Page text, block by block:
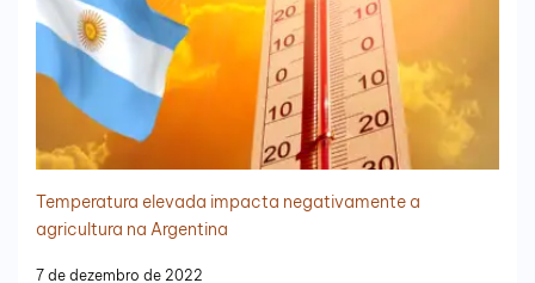
Temperatura elevada impacta negativamente a
agricultura na Argentina
7 de dezembro de 2022